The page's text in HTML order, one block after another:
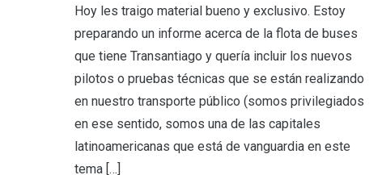
Hoy les traigo material bueno y exclusivo. Estoy
preparando un informe acerca de la flota de buses
que tiene Transantiago y quería incluir los nuevos
pilotos o pruebas técnicas que se están realizando
en nuestro transporte público (somos privilegiados
en ese sentido, somos una de las capitales
latinoamericanas que está de vanguardia en este
tema […]